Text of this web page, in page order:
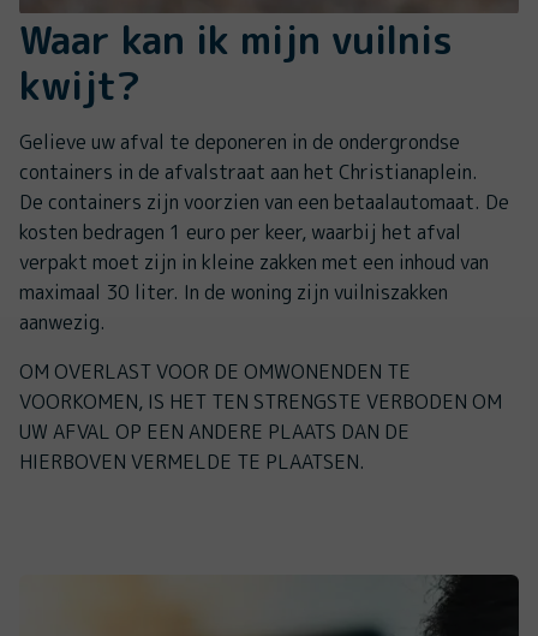
Waar kan ik mijn vuilnis
kwijt?
Gelieve uw afval te deponeren in de ondergrondse
containers in de afvalstraat aan het Christianaplein.
De containers zijn voorzien van een betaalautomaat. De
kosten bedragen 1 euro per keer, waarbij het afval
verpakt moet zijn in kleine zakken met een inhoud van
maximaal 30 liter. In de woning zijn vuilniszakken
aanwezig.
OM OVERLAST VOOR DE OMWONENDEN TE
VOORKOMEN, IS HET TEN STRENGSTE VERBODEN OM
UW AFVAL OP EEN ANDERE PLAATS DAN DE
HIERBOVEN VERMELDE TE PLAATSEN.